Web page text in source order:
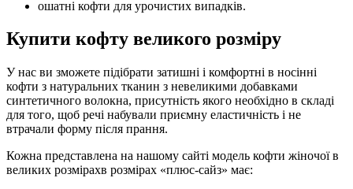
ошатні кофти для урочистих випадків.
Купити кофту великого розміру
У нас ви зможете підібрати затишні і комфортні в носінні
кофти з натуральних тканин з невеликими добавками
синтетичного волокна, присутність якого необхідно в складі
для того, щоб речі набували приємну еластичність і не
втрачали форму після прання.
Кожна представлена на нашому сайті модель кофти жіночої в
великих розмірахв розмірах «плюс-сайз» має: